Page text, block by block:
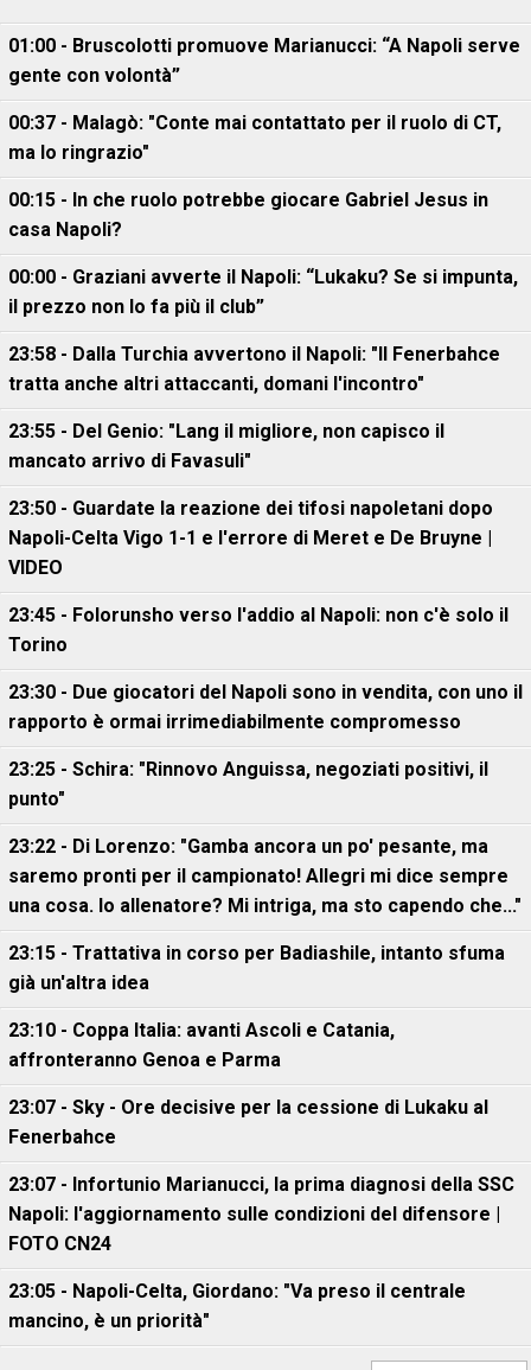
01:00 - Bruscolotti promuove Marianucci: “A Napoli serve
gente con volontà”
00:37 - Malagò: "Conte mai contattato per il ruolo di CT,
ma lo ringrazio"
00:15 - In che ruolo potrebbe giocare Gabriel Jesus in
casa Napoli?
00:00 - Graziani avverte il Napoli: “Lukaku? Se si impunta,
il prezzo non lo fa più il club”
23:58 - Dalla Turchia avvertono il Napoli: "Il Fenerbahce
tratta anche altri attaccanti, domani l'incontro"
23:55 - Del Genio: "Lang il migliore, non capisco il
mancato arrivo di Favasuli"
23:50 - Guardate la reazione dei tifosi napoletani dopo
Napoli-Celta Vigo 1-1 e l'errore di Meret e De Bruyne |
VIDEO
23:45 - Folorunsho verso l'addio al Napoli: non c'è solo il
Torino
23:30 - Due giocatori del Napoli sono in vendita, con uno il
rapporto è ormai irrimediabilmente compromesso
23:25 - Schira: "Rinnovo Anguissa, negoziati positivi, il
punto"
23:22 - Di Lorenzo: "Gamba ancora un po' pesante, ma
saremo pronti per il campionato! Allegri mi dice sempre
una cosa. Io allenatore? Mi intriga, ma sto capendo che..."
23:15 - Trattativa in corso per Badiashile, intanto sfuma
già un'altra idea
23:10 - Coppa Italia: avanti Ascoli e Catania,
affronteranno Genoa e Parma
23:07 - Sky - Ore decisive per la cessione di Lukaku al
Fenerbahce
23:07 - Infortunio Marianucci, la prima diagnosi della SSC
Napoli: l'aggiornamento sulle condizioni del difensore |
FOTO CN24
23:05 - Napoli-Celta, Giordano: "Va preso il centrale
mancino, è un priorità"